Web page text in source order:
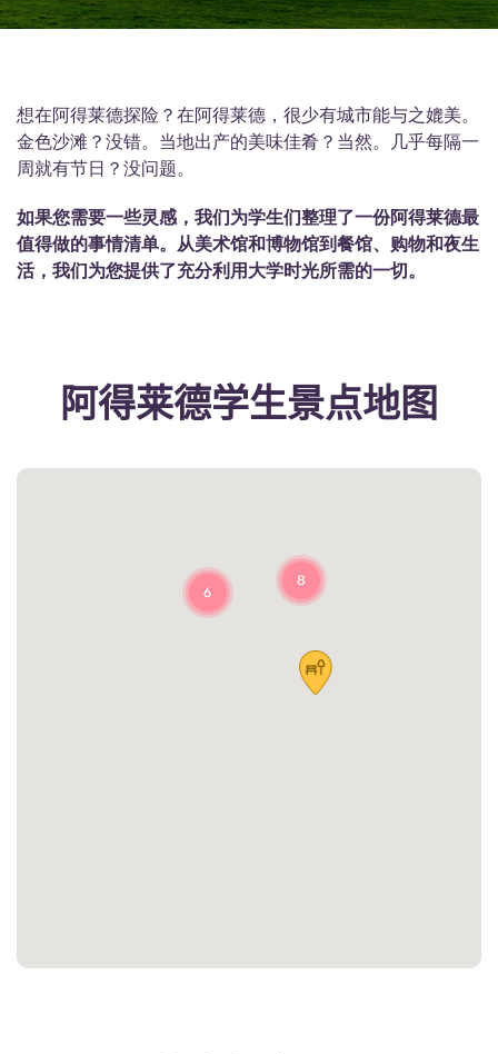
English (US)
Español
Català
Deutsch
French
Portuguese
选择一个城市
登录
想在阿得莱德探险？在阿得莱德，很少有城市能与之媲美。
金色沙滩？没错。当地出产的美味佳肴？当然。几乎每隔一
周就有节日？没问题。
如果您需要一些灵感，我们为学生们整理了一份阿得莱德最
值得做的事情清单。从美术馆和博物馆到餐馆、购物和夜生
活，我们为您提供了充分利用大学时光所需的一切。
阿得莱德学生景点地图
8
6